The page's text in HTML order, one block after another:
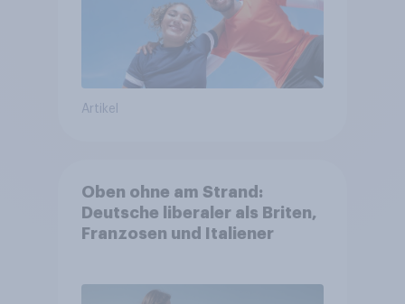
Artikel
Oben ohne am Strand:
Deutsche liberaler als Briten,
Franzosen und Italiener